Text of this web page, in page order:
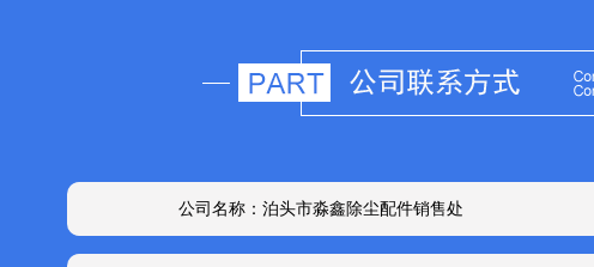
公司名称：泊头市淼鑫除尘配件销售处